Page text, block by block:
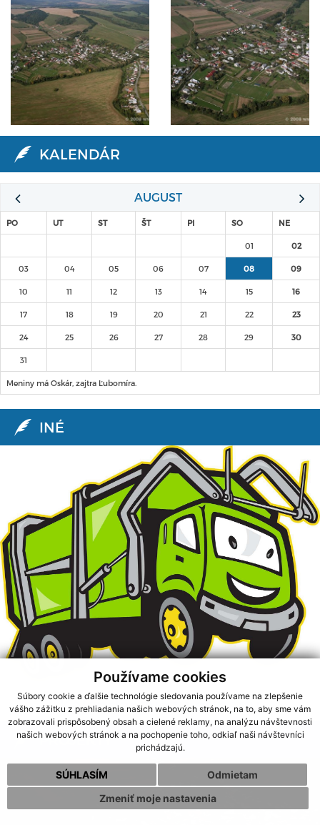
Používame cookies
Súbory cookie a ďalšie technológie sledovania používame na zlepšenie
vášho zážitku z prehliadania našich webových stránok, na to, aby sme vám
zobrazovali prispôsobený obsah a cielené reklamy, na analýzu návštevnosti
našich webových stránok a na pochopenie toho, odkiaľ naši návštevníci
prichádzajú.
SÚHLASÍM
Odmietam
Zmeniť moje nastavenia
KALENDÁR
AUGUST
PO UT ST ŠT PI SO NE
01 02
03 04 05 06 07 08 09
10 11 12 13 14 15 16
17 18 19 20 21 22 23
24 25 26 27 28 29 30
31
Meniny má Oskár, zajtra Ľubomíra.
INÉ
Kalendár zvozu odpadu
PROJEKTY